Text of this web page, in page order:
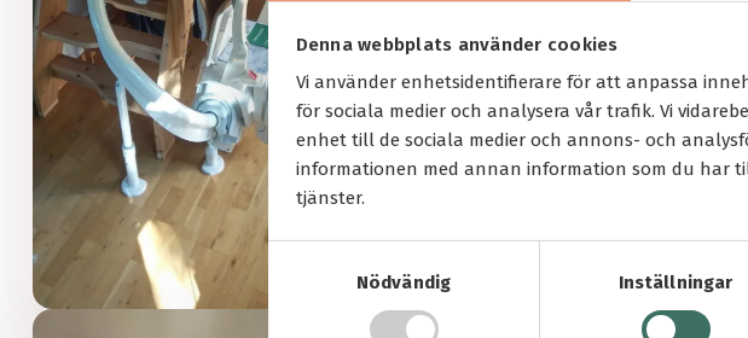
Denna webbplats använder cookies
Vi använder enhetsidentifierare för att anpassa
för sociala medier och analysera vår trafik. Vi
enhet till de sociala medier och annons- och
informationen med annan information som du har
tjänster.
m
Nödvändig Inställningar